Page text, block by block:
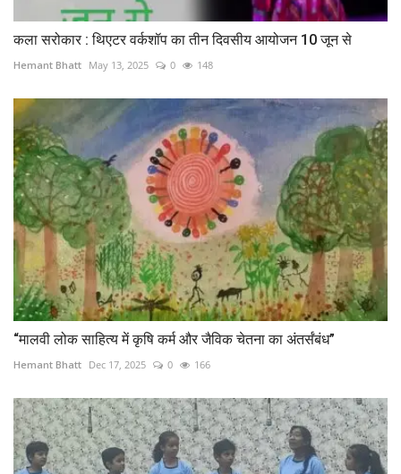
कला सरोकार : थिएटर वर्कशॉप का तीन दिवसीय आयोजन 10 जून से
Hemant Bhatt May 13, 2025 0 148
“मालवी लोक साहित्य में कृषि कर्म और जैविक चेतना का अंतर्संबंध”
Hemant Bhatt Dec 17, 2025 0 166